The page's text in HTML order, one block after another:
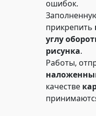
ошибок.
прикрепить
углу
рисунка.
Работы,
качестве